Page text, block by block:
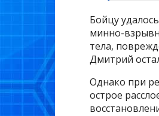
Бойцу
минно-
тела,
Дмитрий
Однако при
острое